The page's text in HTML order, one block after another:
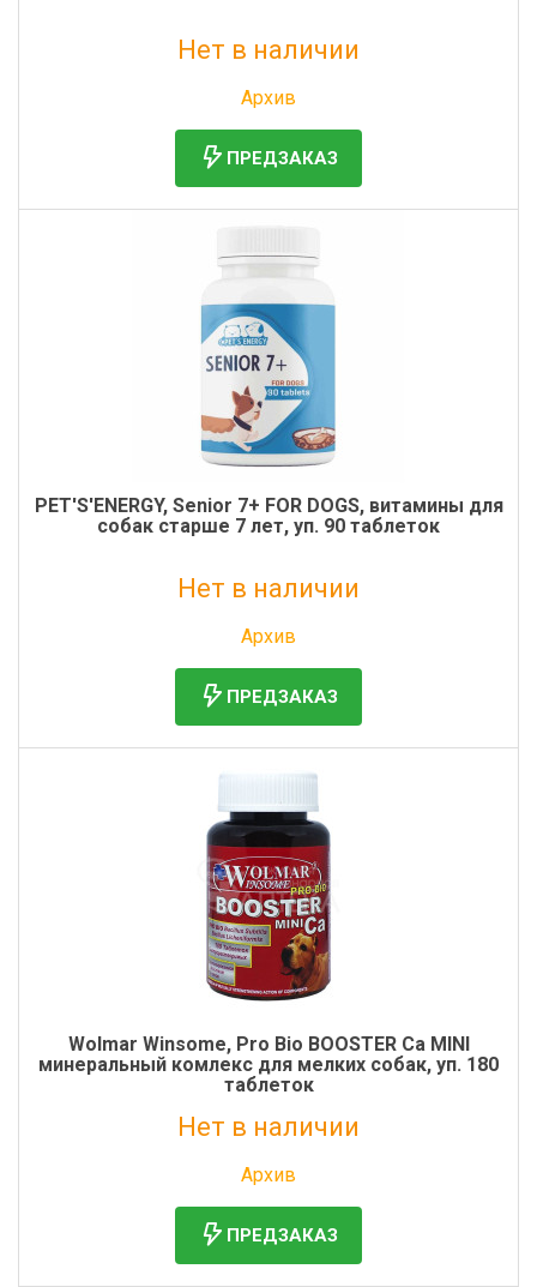
Нет в наличии
Архив
ПРЕДЗАКАЗ
PET'S'ENERGY, Senior 7+ FOR DOGS, витамины для
собак старше 7 лет, уп. 90 таблеток
Нет в наличии
Архив
ПРЕДЗАКАЗ
Wolmar Winsome, Pro Bio BOOSTER Ca MINI
минеральный комлекс для мелких собак, уп. 180
таблеток
Нет в наличии
Архив
ПРЕДЗАКАЗ